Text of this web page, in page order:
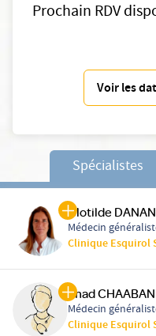
Prochain RDV
Voir les
Spécialistes
Clotilde DANAN
Médecin
Clinique Esquirol
Imad CHAABAN
Médecin
Clinique Esquirol